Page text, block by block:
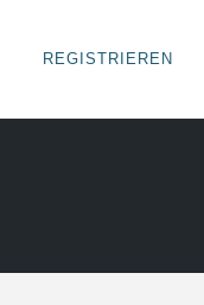
REGISTRIEREN